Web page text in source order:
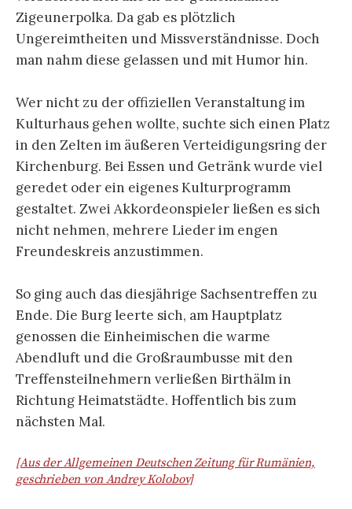
Zigeunerpolka. Da gab es plötzlich
Ungereimtheiten und Missverständnisse. Doch
man nahm diese gelassen und mit Humor hin.
Wer nicht zu der offiziellen Veranstaltung im
Kulturhaus gehen wollte, suchte sich einen Platz
in den Zelten im äußeren Verteidigungsring der
Kirchenburg. Bei Essen und Getränk wurde viel
geredet oder ein eigenes Kulturprogramm
gestaltet. Zwei Akkordeonspieler ließen es sich
nicht nehmen, mehrere Lieder im engen
Freundeskreis anzustimmen.
So ging auch das diesjährige Sachsentreffen zu
Ende. Die Burg leerte sich, am Hauptplatz
genossen die Einheimischen die warme
Abendluft und die Großraumbusse mit den
Treffensteilnehmern verließen Birthälm in
Richtung Heimatstädte. Hoffentlich bis zum
nächsten Mal.
[Aus der Allgemeinen Deutschen Zeitung für Rumänien,
geschrieben von Andrey Kolobov]